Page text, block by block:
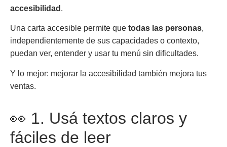
accesibilidad .
Una carta accesible permite que todas las personas,
independientemente de sus capacidades o contexto,
puedan ver, entender y usar tu menú sin dificultades.
Y lo mejor: mejorar la accesibilidad también mejora tus
ventas.
👀 1. Usá textos claros y
fáciles de leer